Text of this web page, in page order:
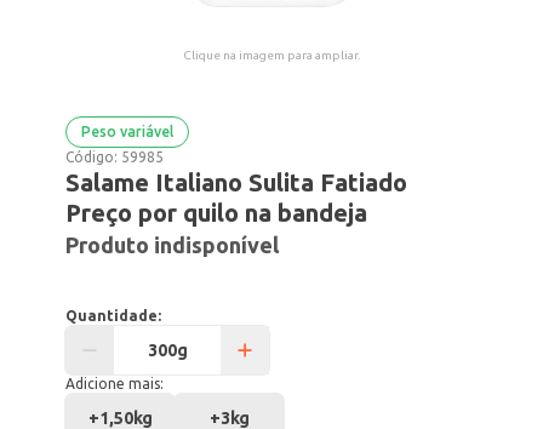
Clique na imagem para ampliar.
Peso variável
Código: 59985
Salame Italiano Sulita Fatiado
Preço por quilo na bandeja
Produto indisponível
Quantidade:
Adicione mais:
+1,50kg +3kg